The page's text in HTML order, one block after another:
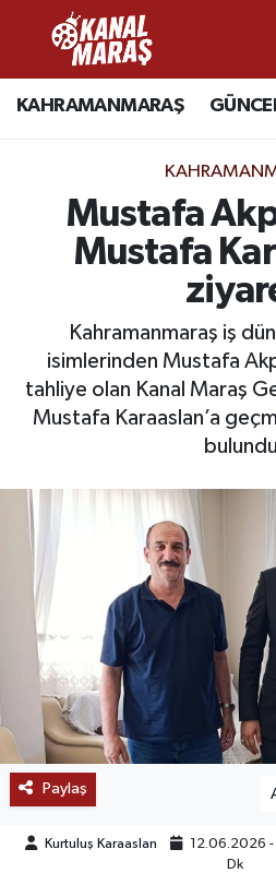
KAHRAMANMARAŞ
Mustafa
Mustafa
Kahramanmaraş iş
isimlerinden Mustafa
tahliye olan Kanal Maraş
Mustafa Karaaslan’a
Paylaş
Kurtuluş Karaaslan 12.06.2026 -
Dk
CANLI YAYIN
KAHRAMANMARAŞ
SPOR
EKONOMİ
GÜNDEM
BÖLGE
KEŞFET
POPÜLER
DÜNYA
Kahramanmaraş
Kahramanmaraş Hava
Kahramanmaraş Trafik
Süper Lig Puan Durumu
Tüm Manşetler
Son Dakika Haberleri